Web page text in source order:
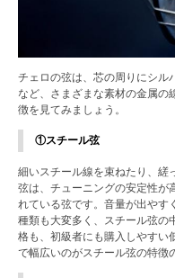
チェロの弦は、芯の周りにシル
など、さまざまな素材の金属の
徴を見てみましょう。
①スチール弦
細いスチール線を束ねたり、縒
弦は、チューニングの安定性が
れている弦です。音量が出やす
種類も大変多く、スチール弦の
格も、初級者にも購入しやすい
で幅広いのがスチール弦の特徴